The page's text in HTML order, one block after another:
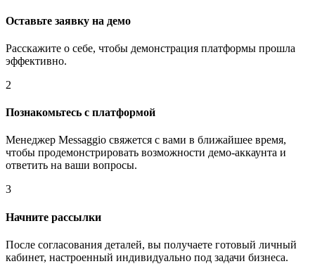
Оставьте заявку на демо
Расскажите о себе, чтобы демонстрация платформы прошла
эффективно.
2
Познакомьтесь с платформой
Менеджер Messaggio свяжется с вами в ближайшее время,
чтобы продемонстрировать возможности демо-аккаунта и
ответить на ваши вопросы.
3
Начните рассылки
После согласования деталей, вы получаете готовый личный
кабинет, настроенный индивидуально под задачи бизнеса.